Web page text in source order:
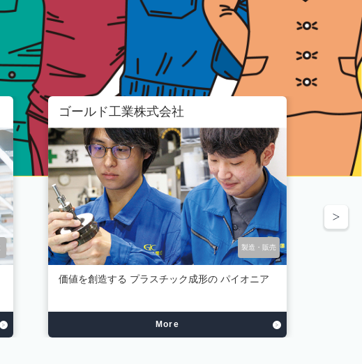
ゴールド工業株式会社
製造・販売
価値を創造する プラスチック成形の パイオニア
More
植田